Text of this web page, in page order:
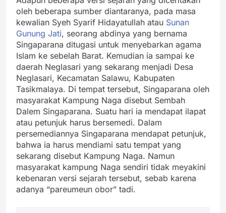
oleh beberapa sumber diantaranya, pada masa
kewalian Syeh Syarif Hidayatullah atau Sunan
Gunung Jati, seorang abdinya yang bernama
Singaparana ditugasi untuk menyebarkan agama
Islam ke sebelah Barat. Kemudian ia sampai ke
daerah Neglasari yang sekarang menjadi Desa
Neglasari, Kecamatan Salawu, Kabupaten
Tasikmalaya. Di tempat tersebut, Singaparana oleh
masyarakat Kampung Naga disebut Sembah
Dalem Singaparana. Suatu hari ia mendapat ilapat
atau petunjuk harus bersemedi. Dalam
persemediannya Singaparana mendapat petunjuk,
bahwa ia harus mendiami satu tempat yang
sekarang disebut Kampung Naga. Namun
masyarakat kampung Naga sendiri tidak meyakini
kebenaran versi sejarah tersebut, sebab karena
adanya “pareumeun obor” tadi.